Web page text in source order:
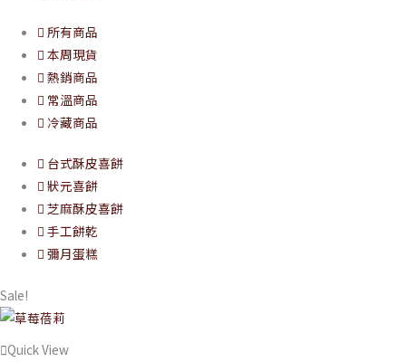
所有商品
本周現貨
熱銷商品
常溫商品
冷藏商品
台式酥皮喜餅
狀元喜餅
芝麻酥皮喜餅
手工餅乾
彌月蛋糕
Sale!
Quick View